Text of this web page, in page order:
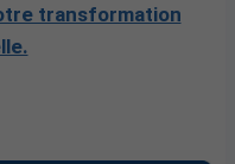
transformation